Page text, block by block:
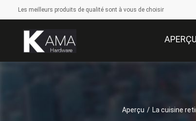
Les meilleurs produits de qualité sont à vous de choisir
APERÇU
Aperçu / La cuisine